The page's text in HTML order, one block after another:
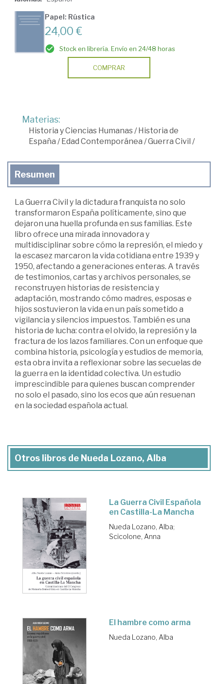
Papel: Rústica
24,00 €
Stock en librería. Envío en 24/48 horas
COMPRAR
Materias:
Historia y Ciencias Humanas /Historia de
España /Edad Contemporánea /Guerra Civil /
Resumen
La Guerra Civil y la dictadura franquista no solo
transformaron España políticamente, sino que
dejaron una huella profunda en sus familias. Este
libro ofrece una mirada innovadora y
multidisciplinar sobre cómo la represión, el miedo y
la escasez marcaron la vida cotidiana entre 1939 y
1950, afectando a generaciones enteras. A través
de testimonios, cartas y archivos personales, se
reconstruyen historias de resistencia y
adaptación, mostrando cómo madres, esposas e
hijos sostuvieron la vida en un país sometido a
vigilancia y silencios impuestos. También es una
historia de lucha: contra el olvido, la represión y la
fractura de los lazos familiares. Con un enfoque que
combina historia, psicología y estudios de memoria,
esta obra invita a reflexionar sobre las secuelas de
la guerra en la identidad colectiva. Un estudio
imprescindible para quienes buscan comprender
no solo el pasado, sino los ecos que aún resuenan
en la sociedad española actual.
Otros libros de Nueda Lozano, Alba
La Guerra Civil Española
en Castilla-La Mancha
Nueda Lozano, Alba;
Scicolone, Anna
El hambre como arma
Nueda Lozano, Alba